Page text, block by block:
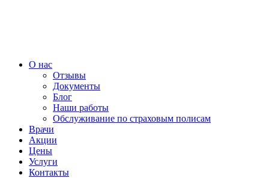
О нас
Отзывы
Документы
Блог
Наши работы
Обслуживание по страховым полисам
Врачи
Акции
Цены
Услуги
Контакты